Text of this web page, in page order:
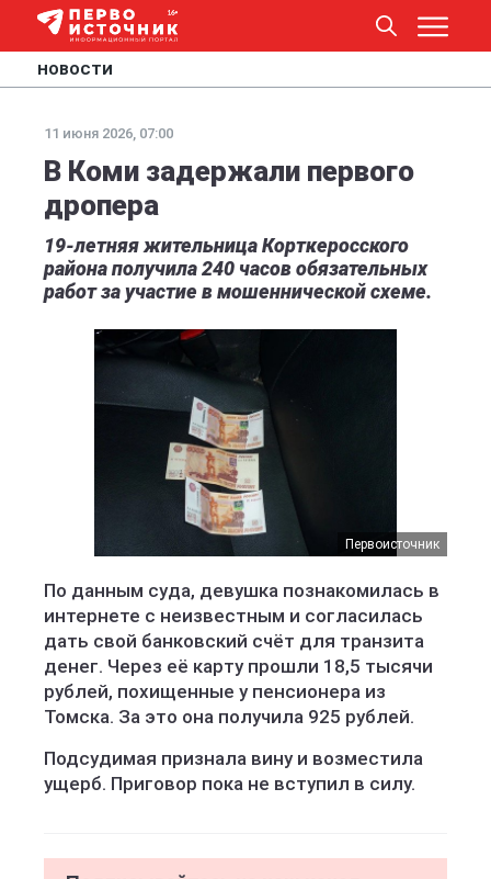
НОВОСТИ
11 июня 2026, 07:00
В Коми задержали первого
дропера
19-летняя жительница Корткеросского
района получила 240 часов обязательных
работ за участие в мошеннической схеме.
Первоисточник
По данным суда, девушка познакомилась в
интернете с неизвестным и согласилась
дать свой банковский счёт для транзита
денег. Через её карту прошли 18,5 тысячи
рублей, похищенные у пенсионера из
Томска. За это она получила 925 рублей.
Подсудимая признала вину и возместила
ущерб. Приговор пока не вступил в силу.